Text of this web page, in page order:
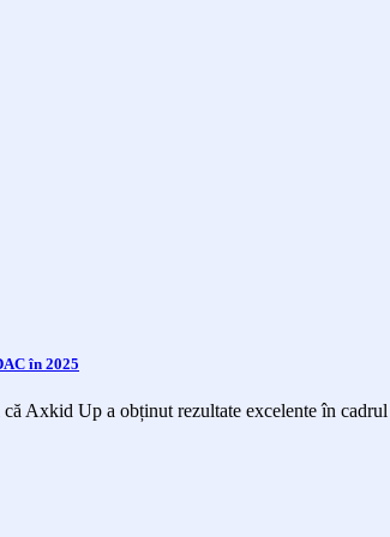
în 2025
Axkid Up a obținut rezultate excelente în